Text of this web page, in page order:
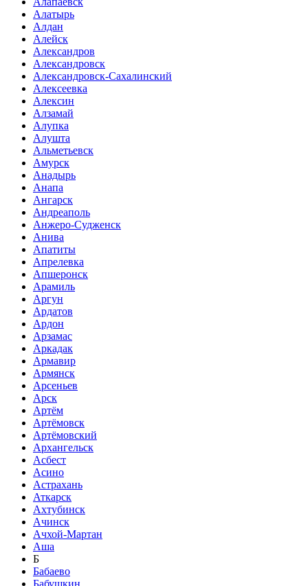
Алатырь
Алдан
Алейск
Александров
Александровск
Александровск-Сахалинский
Алексеевка
Алексин
Алзамай
Алупка
Алушта
Альметьевск
Амурск
Анадырь
Анапа
Ангарск
Андреаполь
Анжеро-Судженск
Анива
Апатиты
Апрелевка
Апшеронск
Арамиль
Аргун
Ардатов
Ардон
Арзамас
Аркадак
Армавир
Армянск
Арсеньев
Арск
Артём
Артёмовск
Артёмовский
Архангельск
Асбест
Асино
Астрахань
Аткарск
Ахтубинск
Ачинск
Ачхой-Мартан
Аша
Б
Бабаево
Бабушкин